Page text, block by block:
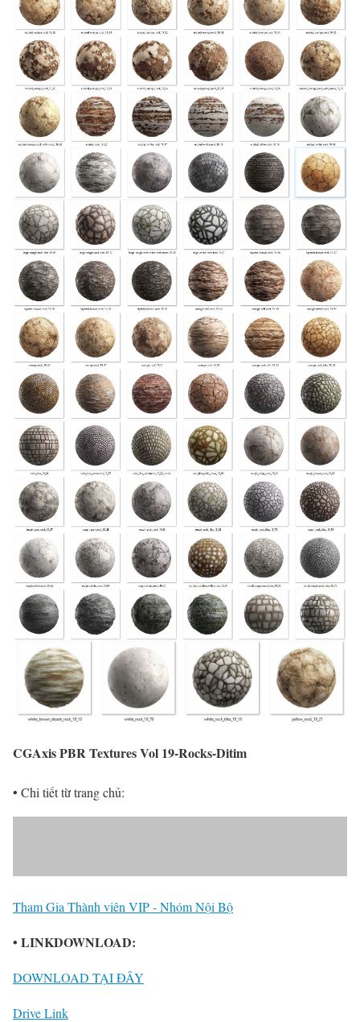
CGAxis PBR Textures Vol 19-Rocks-Ditim
• Chi tiết từ trang chủ:
Tham Gia Thành viên VIP - Nhóm Nội Bộ
• LINKDOWNLOAD:
DOWNLOAD TẠI ĐÂY
Drive Link